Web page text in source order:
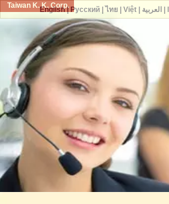
Taiwan K. K. Corp.
English| Русский| ไทย| Việt| العربية